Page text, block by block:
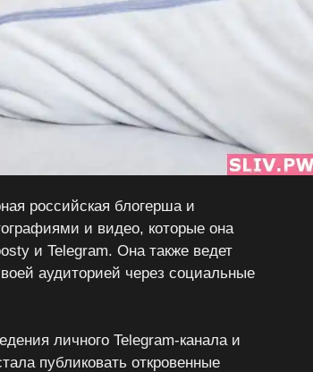
российская блогерша и
и видео, которые она
и Telegram. Она также ведет
аудиторией через социальные
личного Telegram-канала и
публиковать откровенные